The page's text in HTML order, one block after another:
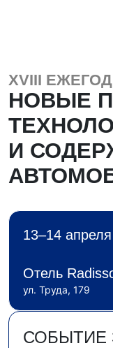
XVIII
НОВЫЕ
И
13–14
Отель
ул. Труда, 179
СОБЫТИЕ